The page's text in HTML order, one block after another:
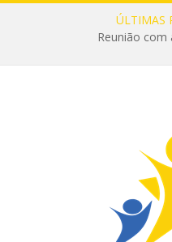
ÚLTIMAS
Reunião com